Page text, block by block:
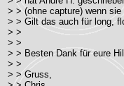
> > (ohne capture) wenn
> > Gilt das auch für long,
> >
> >
> > Besten Dank für eure
> >
> > Gruss,